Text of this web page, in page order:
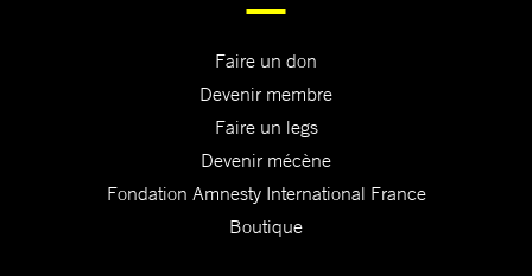
Faire un don
Devenir membre
Faire un legs
Devenir mécène
Fondation Amnesty International France
Boutique